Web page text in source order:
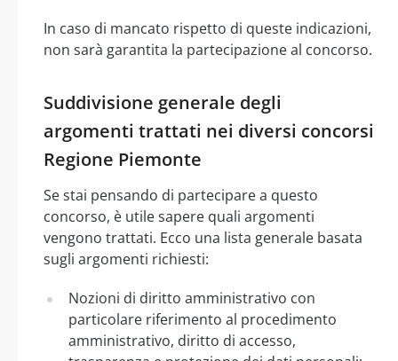
In caso di mancato rispetto di queste indicazioni,
non sarà garantita la partecipazione al concorso.
Suddivisione generale degli
argomenti trattati nei diversi concorsi
Regione Piemonte
Se stai pensando di partecipare a questo
concorso, è utile sapere quali argomenti
vengono trattati. Ecco una lista generale basata
sugli argomenti richiesti:
Nozioni di diritto amministrativo con
particolare riferimento al procedimento
amministrativo, diritto di accesso,